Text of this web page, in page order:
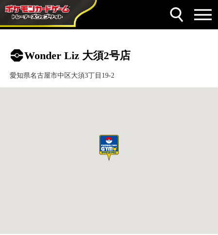
Wonder Liz 大須2号店
愛知県名古屋市中区大須3丁目19‐2